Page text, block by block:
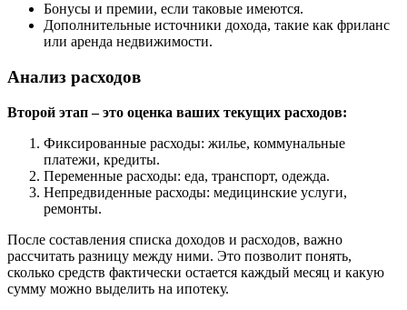
Бонусы и премии, если таковые имеются.
Дополнительные источники дохода, такие как фриланс
или аренда недвижимости.
Анализ расходов
Второй этап – это оценка ваших текущих расходов:
Фиксированные расходы: жилье, коммунальные
платежи, кредиты.
Переменные расходы: еда, транспорт, одежда.
Непредвиденные расходы: медицинские услуги,
ремонты.
После составления списка доходов и расходов, важно
рассчитать разницу между ними. Это позволит понять,
сколько средств фактически остается каждый месяц и какую
сумму можно выделить на ипотеку.